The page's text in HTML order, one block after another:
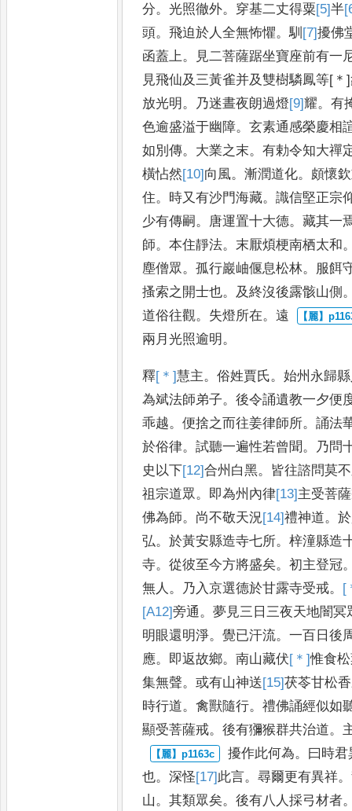
分。光照徹外。 穿基二丈得粟[5]半
頭。飛迫於人全無怖懼。馴 [7]擾佛
函蓋 上 。
見二菩薩踞坐寶座前有一
見飛仙及三黃雀并及雙樹驎鳳等[＊]
放光明 。 乃迷晝夜朗過燈[9]耀。有
色逾盛溢于幽障。玄素通感榮慶相
如別傳。 大業之末。有勅令知大禪
橫怗然[10]向 風。漸潤道化。 頗懷
住。 時又有沙門海藏。識信堅正宗
少有傳嗣 。 唐運置十大德。藏其一
師。本住靜法。 末厭煩梗南栖太和
塵僧眾 。孤行巖岫偃息松林。
服餌
搔索之開士也。 及終沒後露骸山側
道俗往觀。 失燈所在。遠
兩月光照逾明 。
釋[＊]慧主。俗姓賈氏。始州永歸
為斌法師弟子。後令誦遺教一夕便
乖越。便捨之而往姜律師所。誦法
於俗律。試聽一遍性若曾聞 。
乃問
史以下[12]合州白黑。 皆往諮問莫
祖宗道眾 。 即為州內律[13]主受菩
佛為師。 尚不敬天況[14]禮神道。於
弘。於黃安縣造寺七所。梓潼縣造
寺。從彼至今方將盛矣。初主登冠
無人 。 乃 入京選德於甘露寺受戒。 [
[A12]旁通 。夢見三日三夜天地闇冥
明眼還明淨。覺已汗流。一百日後
應。 即返故鄉。南山藏伏[＊]惟食
集無聲。或有山神送[15]茯苓甘松
時行道。禽獸隨行。禮佛誦經似如
顯受菩薩戒。後有獼猴群共治道。
擾作此何為。 曰時君
也。深怪[17]此言。尋爾更有異祥。
山 。其類眾矣。後有八人採弓材者